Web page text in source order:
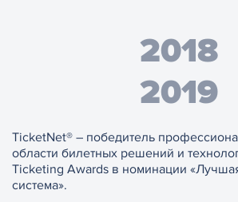
2018
2019
TicketNet® – победитель
области билетных решений и
Ticketing Awards в номинации
система».